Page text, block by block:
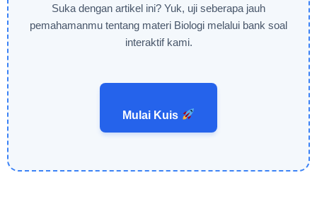
Suka dengan artikel ini? Yuk, uji seberapa jauh
pemahamanmu tentang materi Biologi melalui bank soal
interaktif kami.
Mulai Kuis